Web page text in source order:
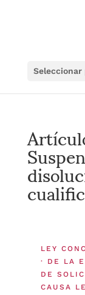
Seleccionar
LEY
· DE LA
DE
CAUSA